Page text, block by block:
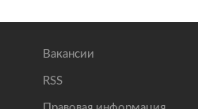
Вакансии
RSS